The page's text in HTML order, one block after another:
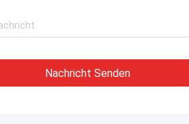
Nachricht Senden